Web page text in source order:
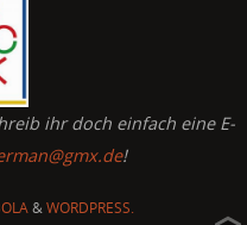
ihr doch einfach eine E-
!
&WORDPRESS.